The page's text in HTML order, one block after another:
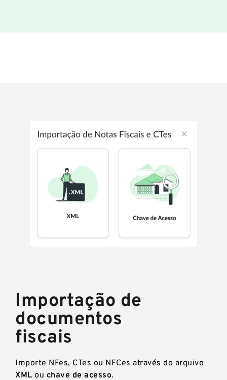
Importação de
documentos
fiscais
Importe NFes, CTes ou NFCes através do arquivo
XML ou chave de acesso.